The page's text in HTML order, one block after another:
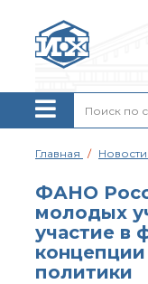
Жизнь и
моменты научной
деятельности
Н. Д. Зелинского
История ИОХ РАН
Администрация
Научные школы
Подразделения
института
Ученый совет ИОХ
РАН
Главная Новости
ФАНО
молодых
участие в
политики